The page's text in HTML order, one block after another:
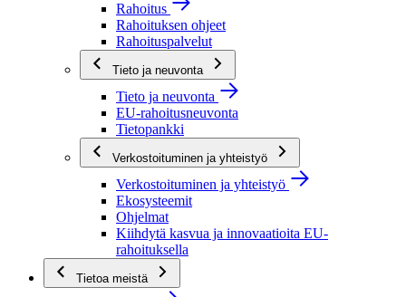
Rahoitus
Rahoituksen ohjeet
Rahoituspalvelut
Tieto ja neuvonta
Tieto ja neuvonta
EU-rahoitusneuvonta
Tietopankki
Verkostoituminen ja yhteistyö
Verkostoituminen ja yhteistyö
Ekosysteemit
Ohjelmat
Kiihdytä kasvua ja innovaatioita EU-
rahoituksella
Tietoa meistä